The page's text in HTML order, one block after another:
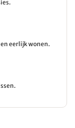
eerlijk wonen.